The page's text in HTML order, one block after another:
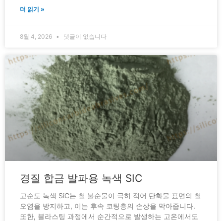
더 읽기 »
8월 4, 2026 댓글이 없습니다
경질 합금 발파용 녹색 SIC
고순도 녹색 SiC는 철 불순물이 극히 적어 탄화물 표면의 철
오염을 방지하고, 이는 후속 코팅층의 손상을 막아줍니다.
또한, 블라스팅 과정에서 순간적으로 발생하는 고온에서도